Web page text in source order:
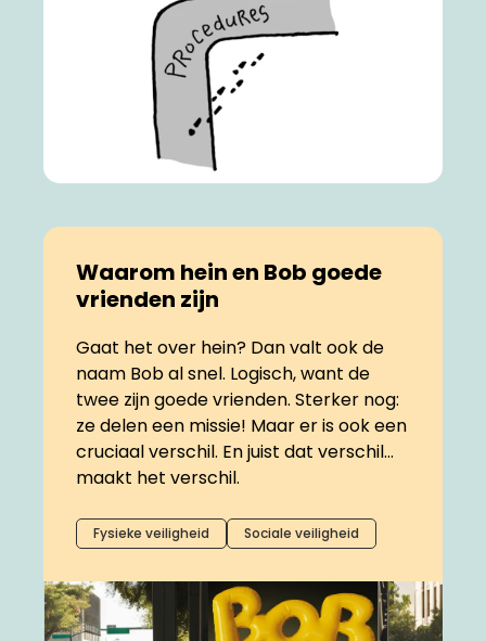
Waarom hein en Bob goede
vrienden zijn
Gaat het over hein? Dan valt ook de
naam Bob al snel. Logisch, want de
twee zijn goede vrienden. Sterker nog:
ze delen een missie! Maar er is ook een
cruciaal verschil. En juist dat verschil…
maakt het verschil.
Fysieke veiligheid Sociale veiligheid